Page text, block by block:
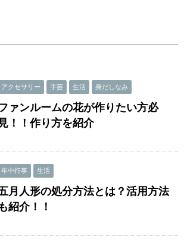
アクセサリー 手芸 生活 身だしなみ
ァンルームの花が作りたい方必
見！！作り方を紹介
年中行事 生活
月人形の処分方法とは？活用方法
も紹介！！